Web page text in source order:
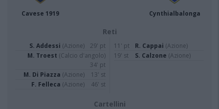
Cavese 1919 Cynthialbalonga
Reti
S. Addessi (Azione)
29' pt
M. Troest (Calcio d'angolo)
34' pt
M. Di Piazza (Azione)
13' st
F. Felleca (Azione) 46' st
11' pt R. Cappai (Azione)
19' st
S. Calzone (Azione)
Cartellini